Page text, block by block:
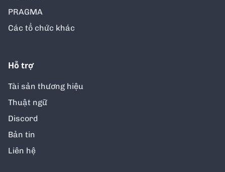
PRAGMA
Các tổ chức khác
Hỗ trợ
Tài sản thương hiệu
Thuật ngữ
Discord
Bản tin
Liên hệ